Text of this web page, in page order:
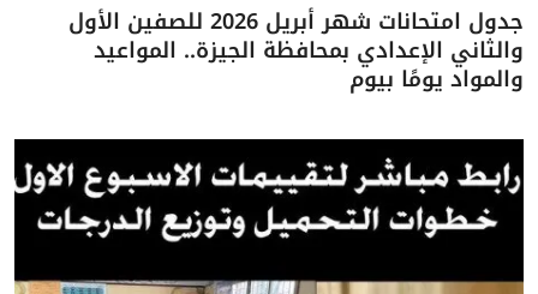
جدول امتحانات شهر أبريل 2026 للصفين الأول
والثاني الإعدادي بمحافظة الجيزة.. المواعيد
والمواد يومًا بيوم